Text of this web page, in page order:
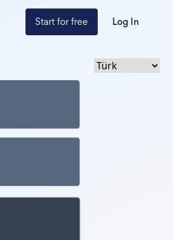
Start for free Log In